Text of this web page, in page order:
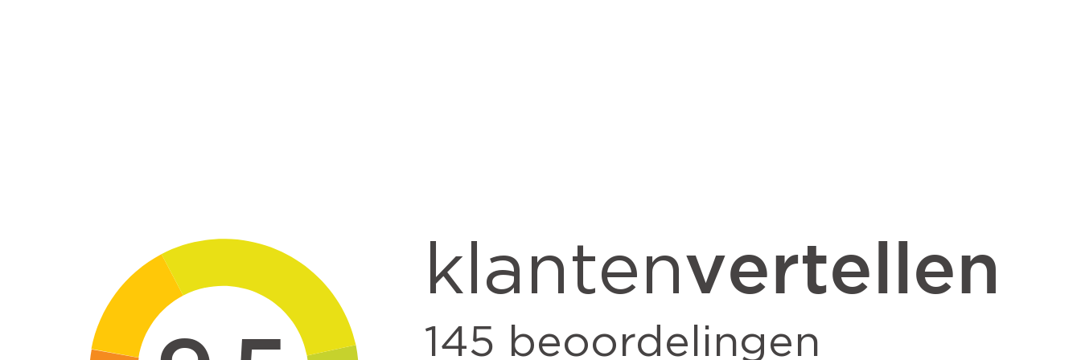
klantenvertellen
145 beoordelingen